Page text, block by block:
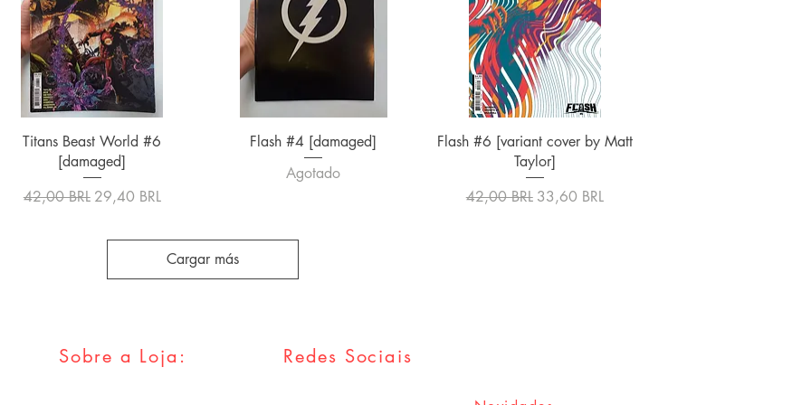
Vista rápida
Titans Beast World #6
[damaged]
Precio
42,00 BRL Precio de oferta
29,40 BRL
Vista rápida
Flash #4 [damaged]
Agotado
Vista rápida
Flash #6 [variant cover by Matt
Taylor]
Precio
42,00 BRL Precio de oferta
33,60 BRL
Cargar más
Sobre a Loja: Redes Sociais